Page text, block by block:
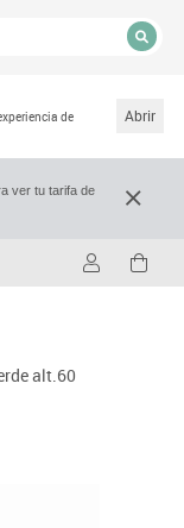
de
Abrir
ver tu tarifa de
alt.60